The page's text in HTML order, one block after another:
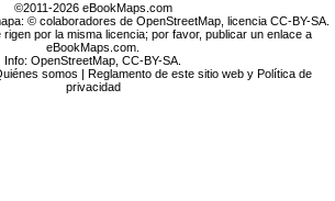
©2011-2026 eBookMaps.com
© colaboradores de OpenStreetMap, licencia CC-BY-SA.
por la misma licencia; por favor, publicar un enlace a
eBookMaps.com.
Info:OpenStreetMap ,CC-BY-SA
somos | Reglamento de este sitio web y Política de
privacidad